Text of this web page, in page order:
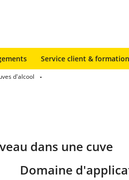
Service client & formation
d'alcool
dans une cuve
Domaine